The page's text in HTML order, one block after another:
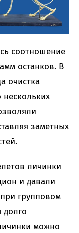
соотношение
останков. В
очистка
нескольких
заметных
личинки
и давали
групповом
долго
можно